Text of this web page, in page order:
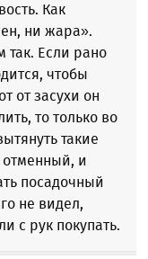
Как
ни жара».
так. Если рано
чтобы
от засухи он
то только во
такие
отменный, и
посадочный
не видел,
с рук покупать.